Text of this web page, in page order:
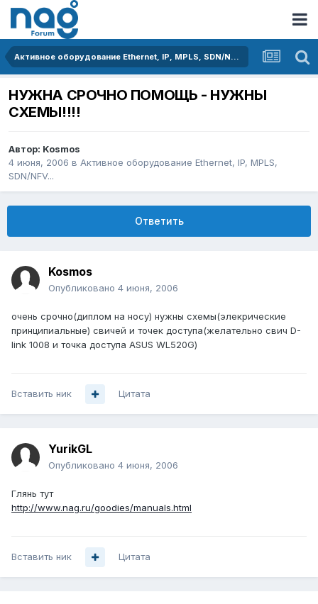
Активное оборудование Ethernet, IP, MPLS, SDN/NFV...
НУЖНА СРОЧНО ПОМОЩЬ - НУЖНЫ
СХЕМЫ!!!!
Автор: Kosmos
4 июня, 2006 в Активное оборудование Ethernet, IP, MPLS,
SDN/NFV...
Ответить
Kosmos
Опубликовано 4 июня, 2006
очень срочно(диплом на носу) нужны схемы(элекрические
принципиальные) свичей и точек доступа(желательно свич D-
link 1008 и точка доступа ASUS WL520G)
Вставить ник Цитата
YurikGL
Опубликовано 4 июня, 2006
Глянь тут
http://www.nag.ru/goodies/manuals.html
Вставить ник Цитата